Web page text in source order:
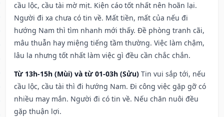
cầu lộc, cầu tài mờ mịt. Kiện cáo tốt nhất nên hoãn lại.
Người đi xa chưa có tin về. Mất tiền, mất của nếu đi
hướng Nam thì tìm nhanh mới thấy. Đề phòng tranh cãi,
mâu thuẫn hay miệng tiếng tầm thường. Việc làm chậm,
lâu la nhưng tốt nhất làm việc gì đều cần chắc chắn.
Từ 13h-15h (Mùi) và từ 01-03h (Sửu) Tin vui sắp tới, nếu
cầu lộc, cầu tài thì đi hướng Nam. Đi công việc gặp gỡ có
nhiều may mắn. Người đi có tin về. Nếu chăn nuôi đều
gặp thuận lợi.